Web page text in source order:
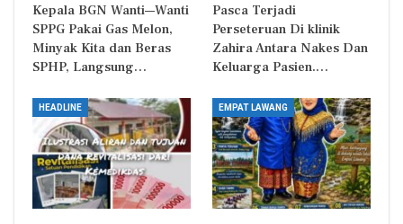
Kepala BGN Wanti—Wanti
SPPG Pakai Gas Melon,
Minyak Kita dan Beras
SPHP, Langsung…
Pasca Terjadi
Perseteruan Di klinik
Zahira Antara Nakes Dan
Keluarga Pasien.…
HEADLINE EMPAT LAWANG